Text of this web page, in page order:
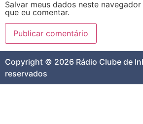
Salvar meus dados neste
que eu comentar.
Copyright © 2026 Rádio Clube de
reservados